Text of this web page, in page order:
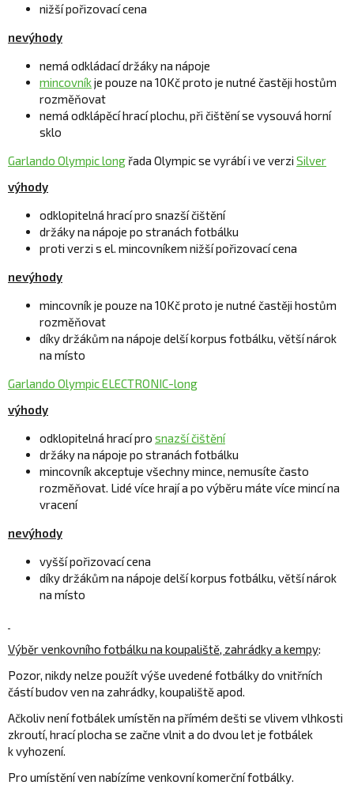
nižší pořizovací cena
nevýhody
nemá odkládací držáky na nápoje
mincovníkje pouze na 10Kč proto je nutné častěji hostům
rozměňovat
nemá odklápěcí hrací plochu, při čištění se vysouvá horní
sklo
Garlando Olympic long řada Olympic se vyrábí i ve verzi Silver
výhody
odklopitelná hrací pro snazší čištění
držáky na nápoje po stranách fotbálku
proti verzi s el. mincovníkem nižší pořizovací cena
nevýhody
mincovník je pouze na 10Kč proto je nutné častěji hostům
rozměňovat
díky držákům na nápoje delší korpus fotbálku, větší nárok
na místo
Garlando Olympic ELECTRONIC-long
výhody
odklopitelná hrací pro snazší čištění
držáky na nápoje po stranách fotbálku
mincovník akceptuje všechny mince, nemusíte často
rozměňovat. Lidé více hrají a po výběru máte více mincí na
vracení
nevýhody
vyšší pořizovací cena
díky držákům na nápoje delší korpus fotbálku, větší nárok
na místo
Výběr venkovního fotbálku na koupaliště, zahrádky a kempy:
Pozor, nikdy nelze použít výše uvedené fotbálky do vnitřních
částí budov ven na zahrádky, koupaliště apod.
Ačkoliv není fotbálek umístěn na přímém dešti se vlivem vlhkosti
zkroutí, hrací plocha se začne vlnit a do dvou let je fotbálek
k vyhození.
Pro umístění ven nabízíme venkovní komerční fotbálky.